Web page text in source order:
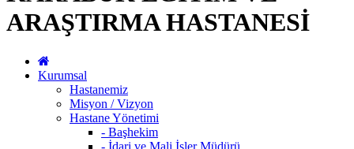
ARAŞTIRMA HASTANESİ
Kurumsal
Hastanemiz
Misyon / Vizyon
Hastane Yönetimi
- Başhekim
- İdari ve Mali İşler Müdürü